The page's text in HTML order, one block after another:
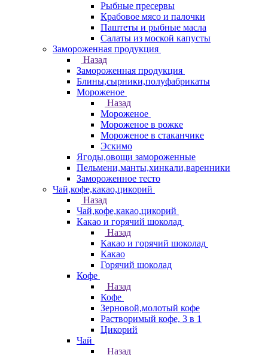
Рыбные пресервы
Крабовое мясо и палочки
Паштеты и рыбные масла
Салаты из моской капусты
Замороженная продукция
Назад
Замороженная продукция
Блины,сырники,полуфабрикаты
Мороженое
Назад
Мороженое
Мороженое в рожке
Мороженое в стаканчике
Эскимо
Ягоды,овощи замороженные
Пельмени,манты,хинкали,варенники
Замороженное тесто
Чай,кофе,какао,цикорий
Назад
Чай,кофе,какао,цикорий
Какао и горячий шоколад
Назад
Какао и горячий шоколад
Какао
Горячий шоколад
Кофе
Назад
Кофе
Зерновой,молотый кофе
Растворимый кофе, 3 в 1
Цикорий
Чай
Назад